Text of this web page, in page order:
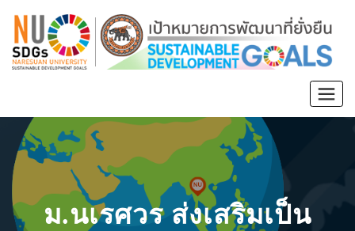
ม.นเรศวร ส่งเสริมเป็น